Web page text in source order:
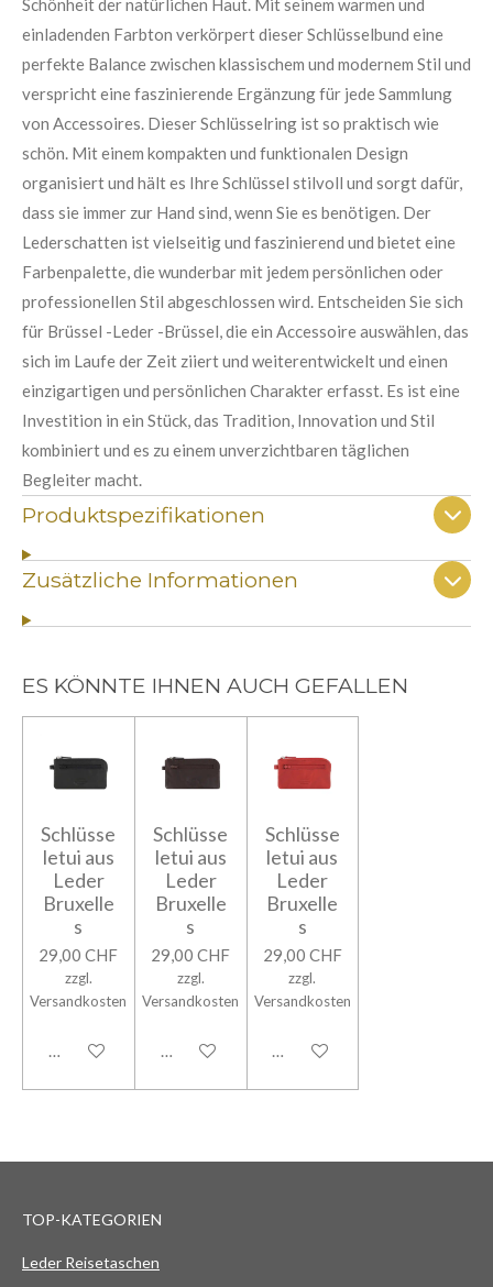
5
S
t
e
r
n
e
e
n
Schönheit der natürlichen Haut. Mit seinem warmen und
einladenden Farbton verkörpert dieser Schlüsselbund eine
perfekte Balance zwischen klassischem und modernem Stil und
verspricht eine faszinierende Ergänzung für jede Sammlung
von Accessoires. Dieser Schlüsselring ist so praktisch wie
schön. Mit einem kompakten und funktionalen Design
organisiert und hält es Ihre Schlüssel stilvoll und sorgt dafür,
dass sie immer zur Hand sind, wenn Sie es benötigen. Der
Lederschatten ist vielseitig und faszinierend und bietet eine
Farbenpalette, die wunderbar mit jedem persönlichen oder
professionellen Stil abgeschlossen wird. Entscheiden Sie sich
für Brüssel -Leder -Brüssel, die ein Accessoire auswählen, das
sich im Laufe der Zeit ziiert und weiterentwickelt und einen
einzigartigen und persönlichen Charakter erfasst. Es ist eine
Investition in ein Stück, das Tradition, Innovation und Stil
kombiniert und es zu einem unverzichtbaren täglichen
Begleiter macht.
Produktspezifikationen
Zusätzliche Informationen
ES KÖNNTE IHNEN AUCH GEFALLEN
Schlüsse
letui aus
Leder
Bruxelle
s
29,00 CHF
zzgl.
Versandkosten
In den Warenkorb
Schlüsse
letui aus
Leder
Bruxelle
s
29,00 CHF
zzgl.
Versandkosten
In den Warenkorb
Schlüsse
letui aus
Leder
Bruxelle
s
29,00 CHF
zzgl.
Versandkosten
In den Warenkorb
TOP-KATEGORIEN
Leder Reisetaschen